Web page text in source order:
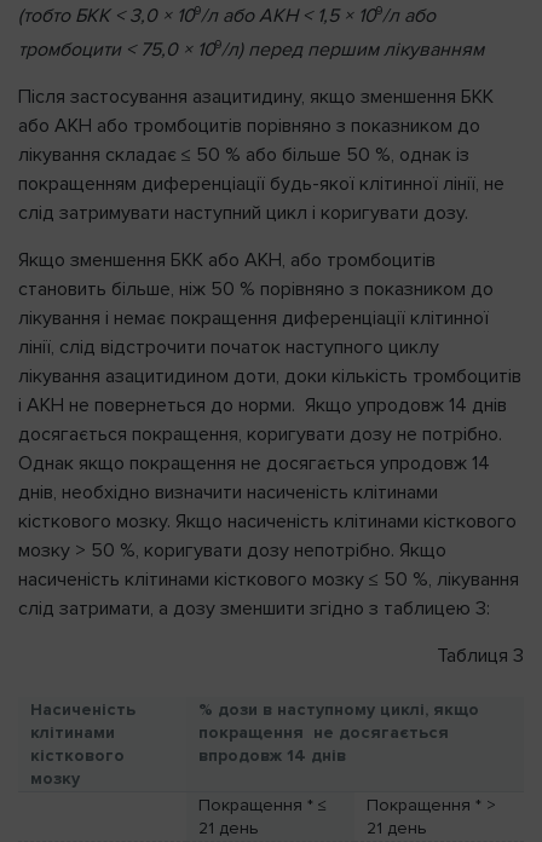
(тобто БКК < 3,0 × 109/л або АКН < 1,5 × 109/л або
тромбоцити < 75,0 × 109/л) перед першим лікуванням
Після застосування азацитидину, якщо зменшення БКК
або АКН або тромбоцитів порівняно з показником до
лікування складає ≤ 50 % або більше 50 %, однак із
покращенням диференціації будь-якої клітинної лінії, не
слід затримувати наступний цикл і коригувати дозу.
Якщо зменшення БКК або АКН, або тромбоцитів
становить більше, ніж 50 % порівняно з показником до
лікування і немає покращення диференціації клітинної
лінії, слід відстрочити початок наступного циклу
лікування азацитидином доти, доки кількість тромбоцитів
і АКН не повернеться до норми. Якщо упродовж 14 днів
досягається покращення, коригувати дозу не потрібно.
Однак якщо покращення не досягається упродовж 14
днів, необхідно визначити насиченість клітинами
кісткового мозку. Якщо насиченість клітинами кісткового
мозку > 50 %, коригувати дозу непотрібно. Якщо
насиченість клітинами кісткового мозку ≤ 50 %, лікування
слід затримати, а дозу зменшити згідно з таблицею 3:
Таблиця 3
Насиченість
клітинами
кісткового
мозку
% дози в наступному циклі, якщо
покращення не досягається
впродовж 14 днів
Покращення * ≤
21 день
Покращення * >
21 день